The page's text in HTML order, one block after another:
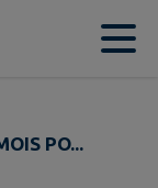
PO...